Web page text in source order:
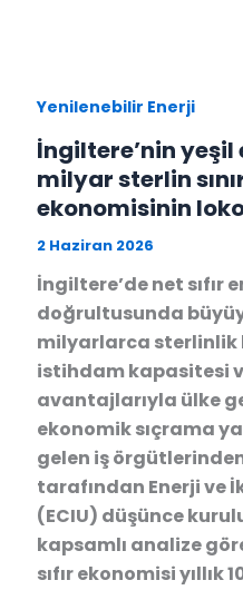
Yenilenebilir Enerji
İngiltere’nin yeşil
milyar sterlin
ekonomisinin
2 Haziran 2026
İngiltere’de net sıfır
doğrultusunda
milyarlarca sterlinlik
istihdam kapasitesi
avantajlarıyla ülke
ekonomik sıçrama
gelen iş
tarafından Enerji ve
(ECIU) düşünce
kapsamlı analize
sıfır ekonomisi yıllık